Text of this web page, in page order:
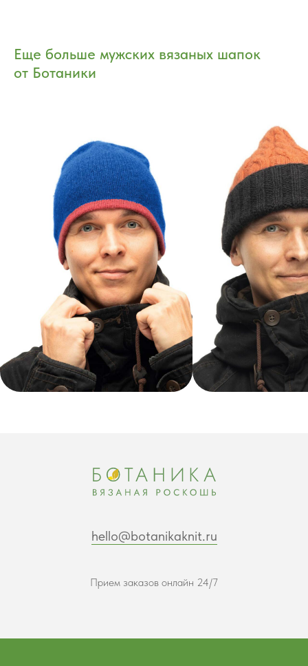
Еще больше мужских вязаных шапок
от Ботаники
hello@botanikaknit.ru
Прием заказов онлайн 24/7